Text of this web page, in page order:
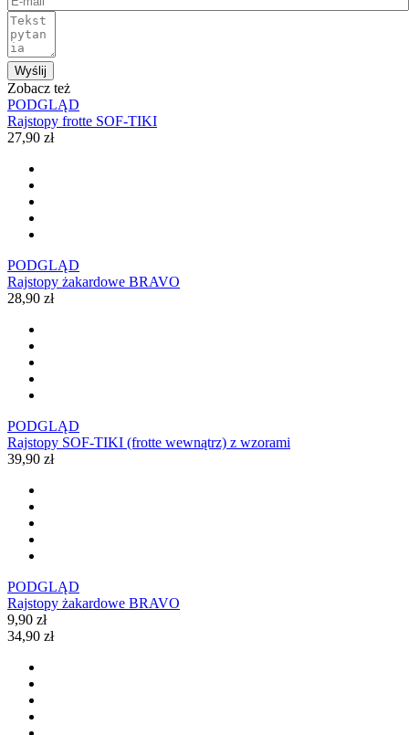
Wyślij
Zobacz też
PODGLĄD
Rajstopy frotte SOF-TIKI
27,90 zł
PODGLĄD
Rajstopy żakardowe BRAVO
28,90 zł
PODGLĄD
Rajstopy SOF-TIKI (frotte wewnątrz) z wzorami
39,90 zł
PODGLĄD
Rajstopy żakardowe BRAVO
9,90 zł
34,90 zł